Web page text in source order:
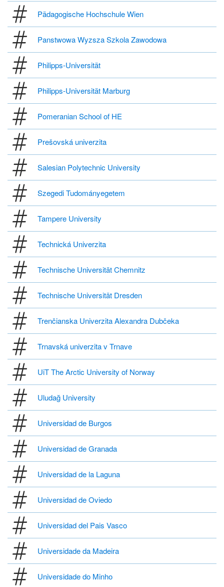
Pädagogische Hochschule Wien
Panstwowa Wyzsza Szkola Zawodowa
Philipps-Universität
Philipps-Universität Marburg
Pomeranian School of HE
Prešovská univerzita
Salesian Polytechnic University
Szegedi Tudományegetem
Tampere University
Technická Univerzita
Technische Universität Chemnitz
Technische Universität Dresden
Trenčianska Univerzita Alexandra Dubčeka
Trnavská univerzita v Trnave
UiT The Arctic University of Norway
Uludağ University
Universidad de Burgos
Universidad de Granada
Universidad de la Laguna
Universidad de Oviedo
Universidad del Pais Vasco
Universidade da Madeira
Universidade do Minho